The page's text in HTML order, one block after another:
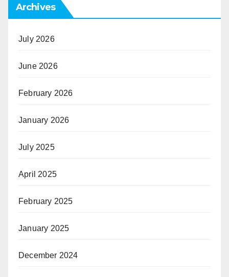
Archives
July 2026
June 2026
February 2026
January 2026
July 2025
April 2025
February 2025
January 2025
December 2024